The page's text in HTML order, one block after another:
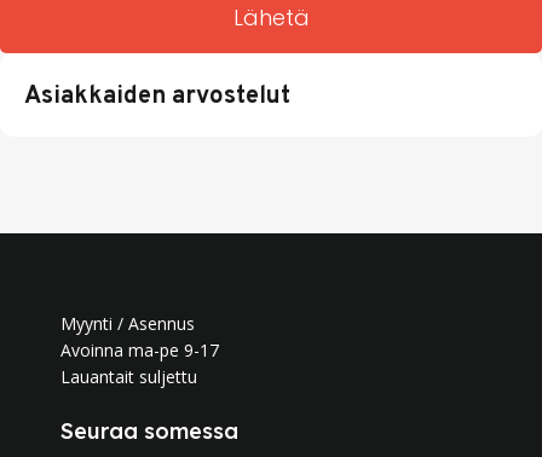
Lähetä
Asiakkaiden arvostelut
Myynti / Asennus
Avoinna ma-pe 9-17
Lauantait suljettu
Seuraa somessa